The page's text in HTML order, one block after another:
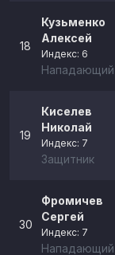
18
Кузьменко
Алексей
Индекс: 6
Нападающий
19
Киселев
Николай
Индекс: 7
Защитник
30
Фромичев
Сергей
Индекс: 7
Нападающий